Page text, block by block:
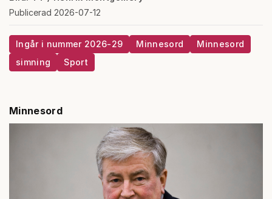
Publicerad 2026-07-12
Ingår i nummer 2026-29 Minnesord
Minnesord
simning
Sport
Minnesord